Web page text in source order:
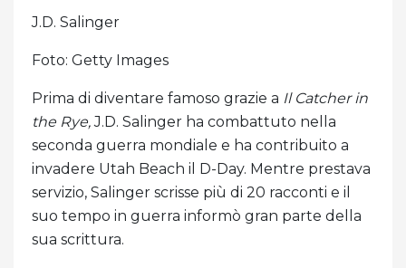
J.D. Salinger
Foto: Getty Images
Prima di diventare famoso grazie a Il Catcher in
the Rye,J.D. Salinger ha combattuto nella
seconda guerra mondiale e ha contribuito a
invadere Utah Beach il D-Day. Mentre prestava
servizio, Salinger scrisse più di 20 racconti e il
suo tempo in guerra informò gran parte della
sua scrittura.